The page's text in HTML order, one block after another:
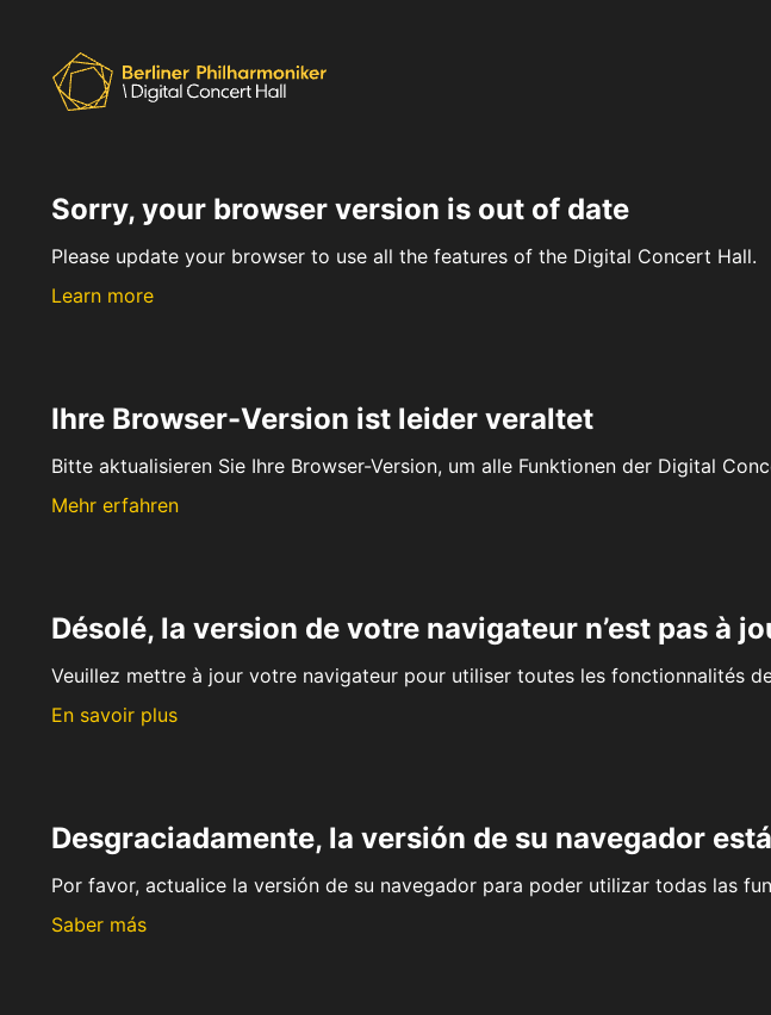
Sorry, your browser version is out of date
Please update your browser to use all the features of the Digital Concert Hall.
Learn more
Ihre Browser-Version ist leider veraltet
Bitte aktualisieren Sie Ihre Browser-Version, um alle Funktionen der Digital
Mehr erfahren
Désolé, la version de votre navigateur n’est pas à
Veuillez mettre à jour votre navigateur pour utiliser toutes les fonctionnalités
En savoir plus
Desgraciadamente, la versión de su navegador
Por favor, actualice la versión de su navegador para poder utilizar todas las
Saber más